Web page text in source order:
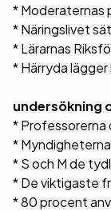
* Moderaternas
* Näringslivet
* Lärarnas
* Härryda
undersökning
* Professorerna
*
* S och M de
* De viktigaste
* 80 procent